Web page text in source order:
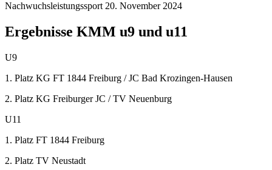
Nachwuchsleistungssport 20. November 2024
Ergebnisse KMM u9 und u11
U9
1. Platz KG FT 1844 Freiburg / JC Bad Krozingen-Hausen
2. Platz KG Freiburger JC / TV Neuenburg
U11
1. Platz FT 1844 Freiburg
2. Platz TV Neustadt